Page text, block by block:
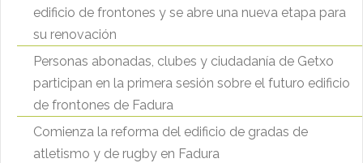
edificio de frontones y se abre una nueva etapa para
su renovación
Personas abonadas, clubes y ciudadanía de Getxo
participan en la primera sesión sobre el futuro edificio
de frontones de Fadura
Comienza la reforma del edificio de gradas de
atletismo y de rugby en Fadura